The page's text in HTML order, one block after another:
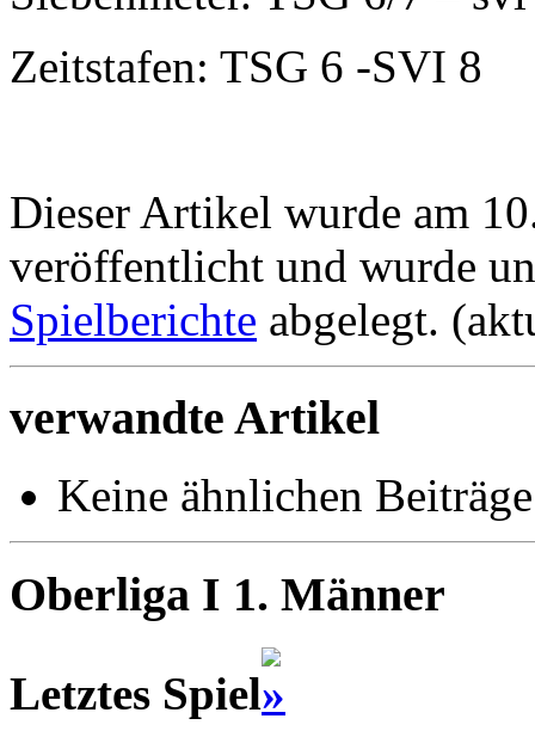
Zeitstafen: TSG 6 -SVI 8
Dieser Artikel wurde am
veröffentlicht und wurde
Spielberichte abgelegt.
verwandte Artikel
Keine ähnlichen Beiträge
Oberliga I 1. Männer
Letztes Spiel